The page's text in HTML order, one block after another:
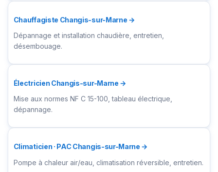
Chauffagiste Changis-sur-Marne →
Dépannage et installation chaudière, entretien,
désembouage.
Électricien Changis-sur-Marne →
Mise aux normes NF C 15-100, tableau électrique,
dépannage.
Climaticien · PAC Changis-sur-Marne →
Pompe à chaleur air/eau, climatisation réversible, entretien.